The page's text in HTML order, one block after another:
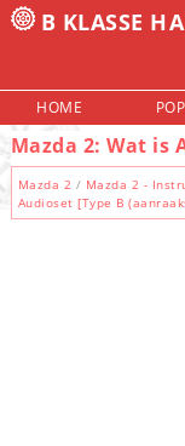
B KLASSE
HOME
Mazda 2: Wat is
Mazda 2 / Mazda 2 -
Audioset [Type B